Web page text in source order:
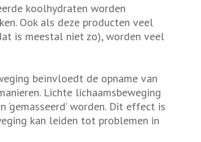
koolhydraten worden
Ook als deze producten veel
is meestal niet zo), worden veel
beïnvloedt de opname van
Lichte lichaamsbeweging
worden. Dit effect is
kan leiden tot problemen in